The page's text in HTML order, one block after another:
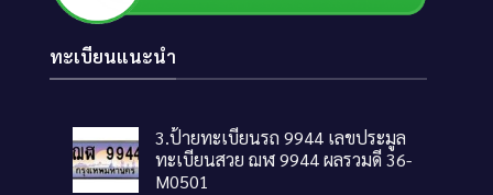
ทะเบียนแนะนำ
3.ป้ายทะเบียนรถ 9944 เลขประมูล
ทะเบียนสวย ฌฬ 9944 ผลรวมดี 36-
M0501